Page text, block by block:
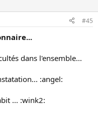
#45
dans l'ensemble...
:angel:
... :wink2: